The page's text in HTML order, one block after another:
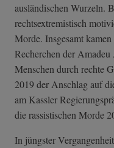
ausländischen Wurzeln.
rechtsextremistisch
Morde. Insgesamt
Recherchen der
Menschen durch rechte
2019 der Anschlag auf
am Kassler
die rassistischen Morde
In jüngster